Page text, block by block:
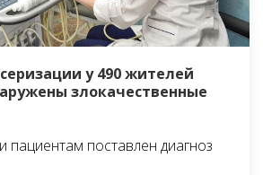
у 490 жителей
злокачественные
пациентам поставлен диагноз